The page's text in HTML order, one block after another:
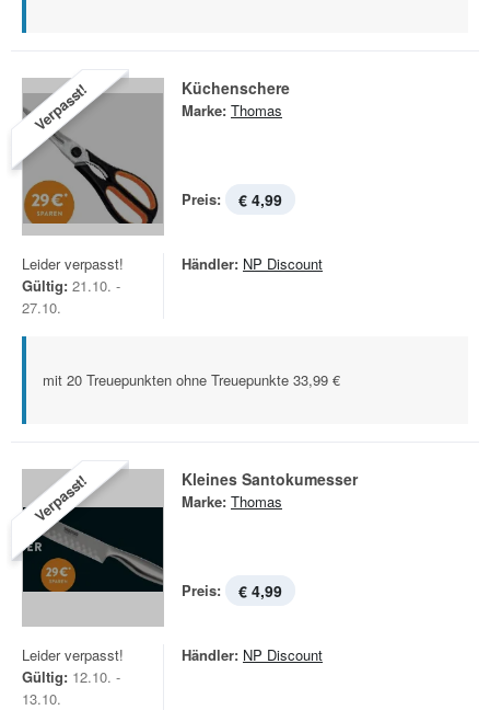
Verpasst! Küchenschere
Marke: Thomas
Preis: € 4,99
Leider verpasst!
Gültig: 21.10. -
27.10.
Händler: NP Discount
mit 20 Treuepunkten ohne Treuepunkte 33,99 €
Verpasst! Kleines Santokumesser
Marke: Thomas
Preis: € 4,99
Leider verpasst!
Gültig: 12.10. -
13.10.
Händler: NP Discount